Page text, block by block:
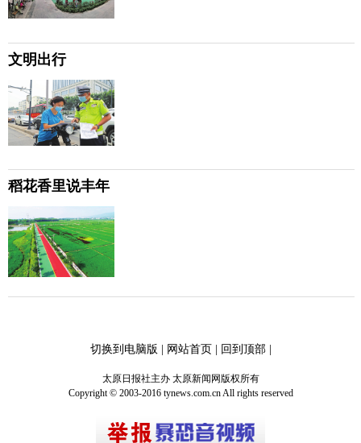
文明出行
稻花香里说丰年
切换到电脑版 | 网站首页| 回到顶部|
太原日报社主办 太原新闻网版权所有
Copyright © 2003-2016 tynews.com.cn All rights reserved